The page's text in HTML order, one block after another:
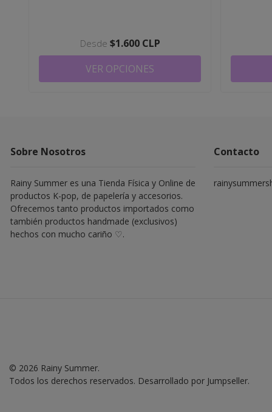
Desde $1.600 CLP
VER OPCIONES
Sobre Nosotros
Rainy Summer es una Tienda Física y Online de
productos K-pop, de papelería y accesorios.
Ofrecemos tanto productos importados como
también productos handmade (exclusivos)
hechos con mucho cariño ♡.
Contacto
© 2026 Rainy Summer.
Todos los derechos reservados. Desarrollado por Jumpseller.